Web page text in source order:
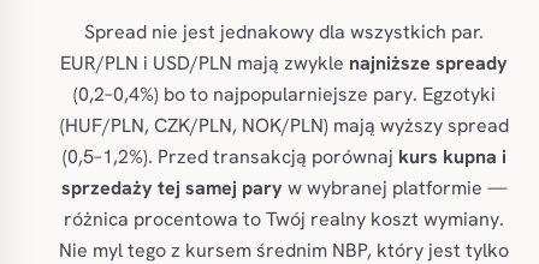
Spread nie jest jednakowy dla wszystkich par.
EUR/PLN i USD/PLN mają zwykle najniższe spready
(0,2–0,4%) bo to najpopularniejsze pary. Egzotyki
(HUF/PLN, CZK/PLN, NOK/PLN) mają wyższy spread
(0,5–1,2%). Przed transakcją porównaj kurs kupna i
sprzedaży tej samej pary w wybranej platformie —
różnica procentowa to Twój realny koszt wymiany.
Nie myl tego z kursem średnim NBP, który jest tylko